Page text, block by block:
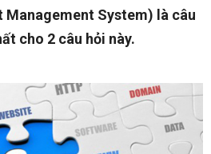
Management System) là câu
cho 2 câu hỏi này.